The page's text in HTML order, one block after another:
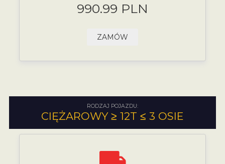
990.99 PLN
ZAMÓW
RODZAJ POJAZDU:
CIĘŻAROWY ≥ 12T ≤ 3 OSIE